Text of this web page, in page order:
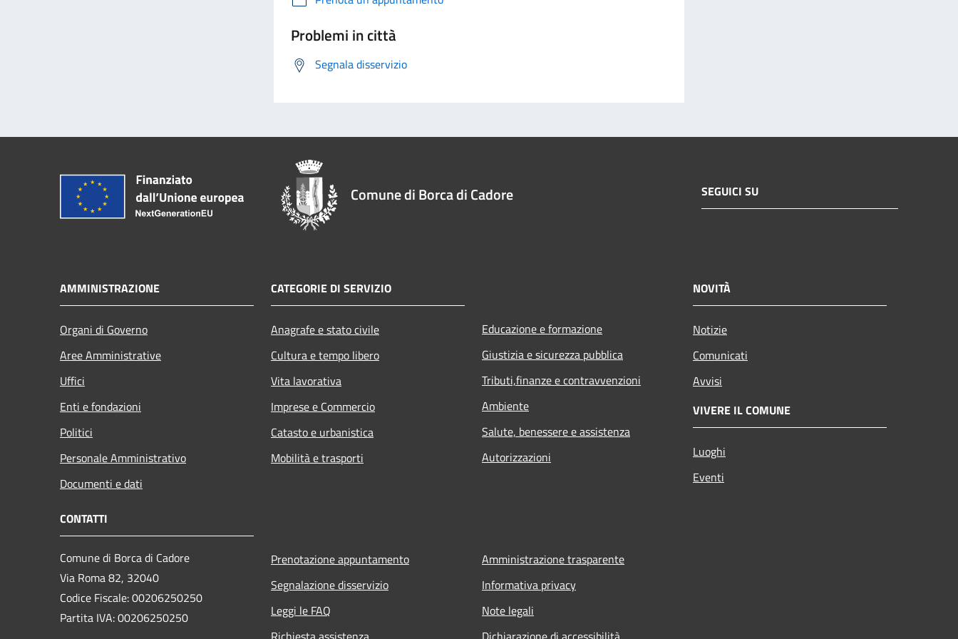
Problemi in città
Segnala disservizio
Comune di Borca di Cadore SEGUICI SU
AMMINISTRAZIONE
Organi di Governo
Aree Amministrative
Uffici
Enti e fondazioni
Politici
Personale Amministrativo
Documenti e dati
CATEGORIE DI SERVIZIO
Anagrafe e stato civile
Cultura e tempo libero
Vita lavorativa
Imprese e Commercio
Catasto e urbanistica
Mobilità e trasporti
Educazione e formazione
Giustizia e sicurezza pubblica
Tributi,finanze e contravvenzioni
Ambiente
Salute, benessere e assistenza
Autorizzazioni
NOVITÀ
Notizie
Comunicati
Avvisi
VIVERE IL COMUNE
Luoghi
Eventi
CONTATTI
Comune di Borca di Cadore
Via Roma 82, 32040
Codice Fiscale: 00206250250
Partita IVA: 00206250250
Prenotazione appuntamento
Segnalazione disservizio
Leggi le FAQ
Amministrazione trasparente
Informativa privacy
Note legali